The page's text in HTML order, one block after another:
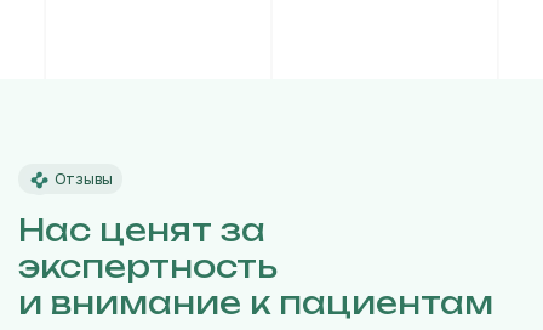
Отзывы
Нас ценят за
экспертность
и внимание к пациентам